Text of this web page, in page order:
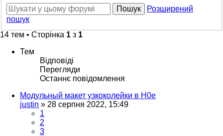
Пошук
Розширений
пошук
14 тем • Сторінка 1 з 1
Тем
Відповіді
Перегляди
Останнє повідомлення
Модульный макет узкоколейки в H0e
justin » 28 серпня 2022, 15:49
1
2
3